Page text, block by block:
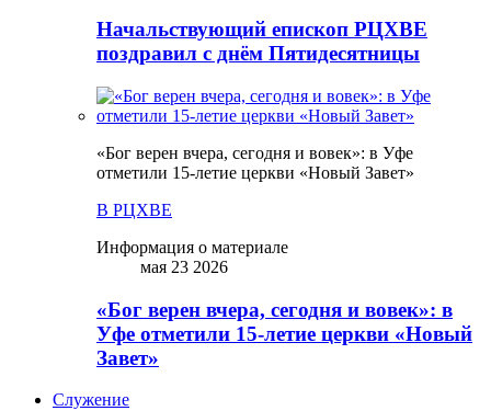
Начальствующий епископ РЦХВЕ
поздравил с днём Пятидесятницы
«Бог верен вчера, сегодня и вовек»: в Уфе
отметили 15-летие церкви «Новый Завет»
В РЦХВЕ
Информация о материале
мая 23 2026
«Бог верен вчера, сегодня и вовек»: в
Уфе отметили 15-летие церкви «Новый
Завет»
Служение